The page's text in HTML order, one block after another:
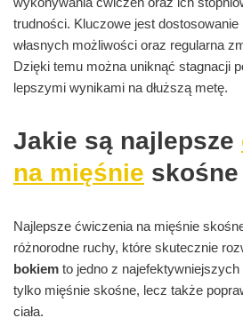
trudności. Kluczowe jest
własnych możliwości oraz regularna
Dzięki temu można uniknąć stagnacji
lepszymi wynikami na dłuższą metę.
Jakie są najlepsze
na mięśnie
Najlepsze ćwiczenia na mięśnie
różnorodne ruchy, które skutecznie
bokiem to jedno z
tylko mięśnie skośne, lecz także
ciała.